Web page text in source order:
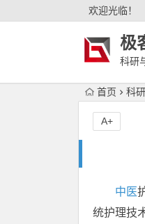
欢迎光临！
极
科研
首页 科
A+
中医
统护理技